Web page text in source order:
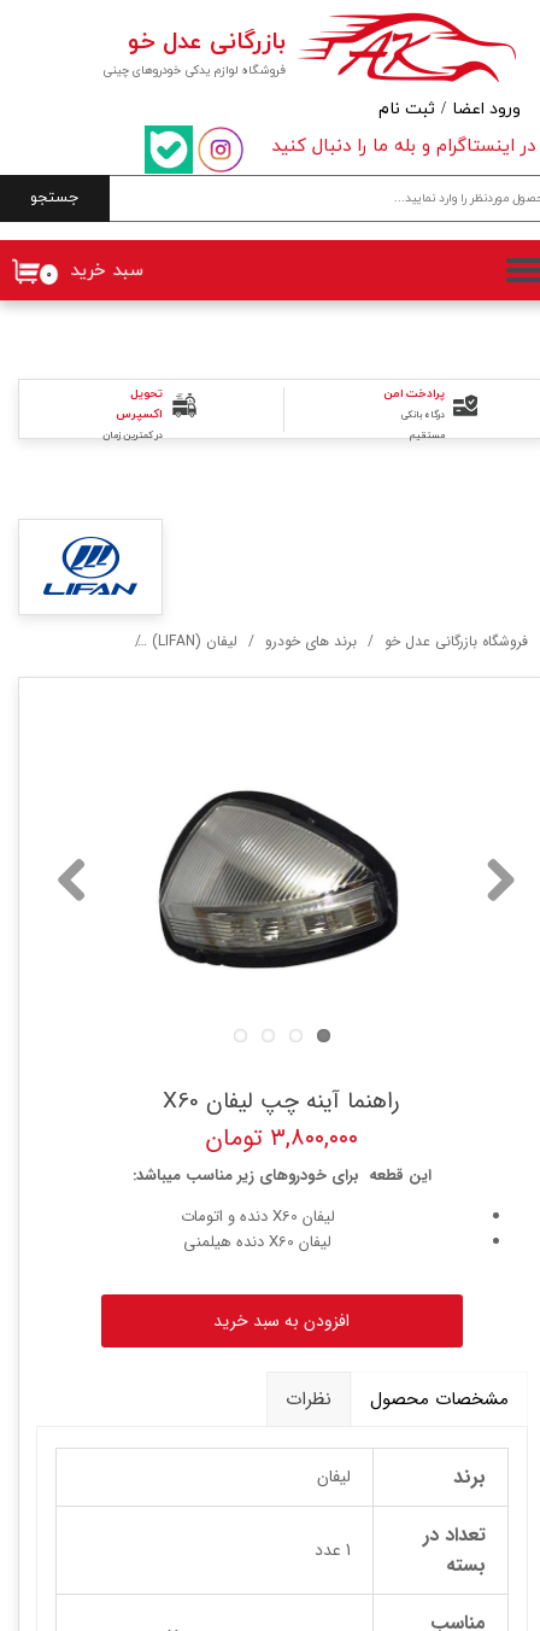
فروشگاه لوازم یدکی خودروهای چینی
بازرگانی عدل خو
جستجو
۰ سبد خرید
در اینستاگرام و بله ما را دنبال کنید
ورود اعضا / ثبت نام
حساب کاربری من
تغییر گذر واژه
سفارشات
خروج از حساب کاربری
فروشگاه بازرگانی عدل خو برند های خودرو لیفان (LIFAN)
راهنما آینه چپ لیفان X60
۳,۸۰۰,۰۰۰ تومان
این قطعه برای خودروهای زیر مناسب میباشد:
لیفان X60 دنده و اتومات
لیفان X60 دنده هیلمنی
افزودن به سبد خرید
مشخصات محصول نظرات
برند لیفان
تعداد در
بسته
1 عدد
مناسب
تحویل
اکسپرس
در کمترین زمان
پرادخت امن
درگاه بانکی
مستقیم